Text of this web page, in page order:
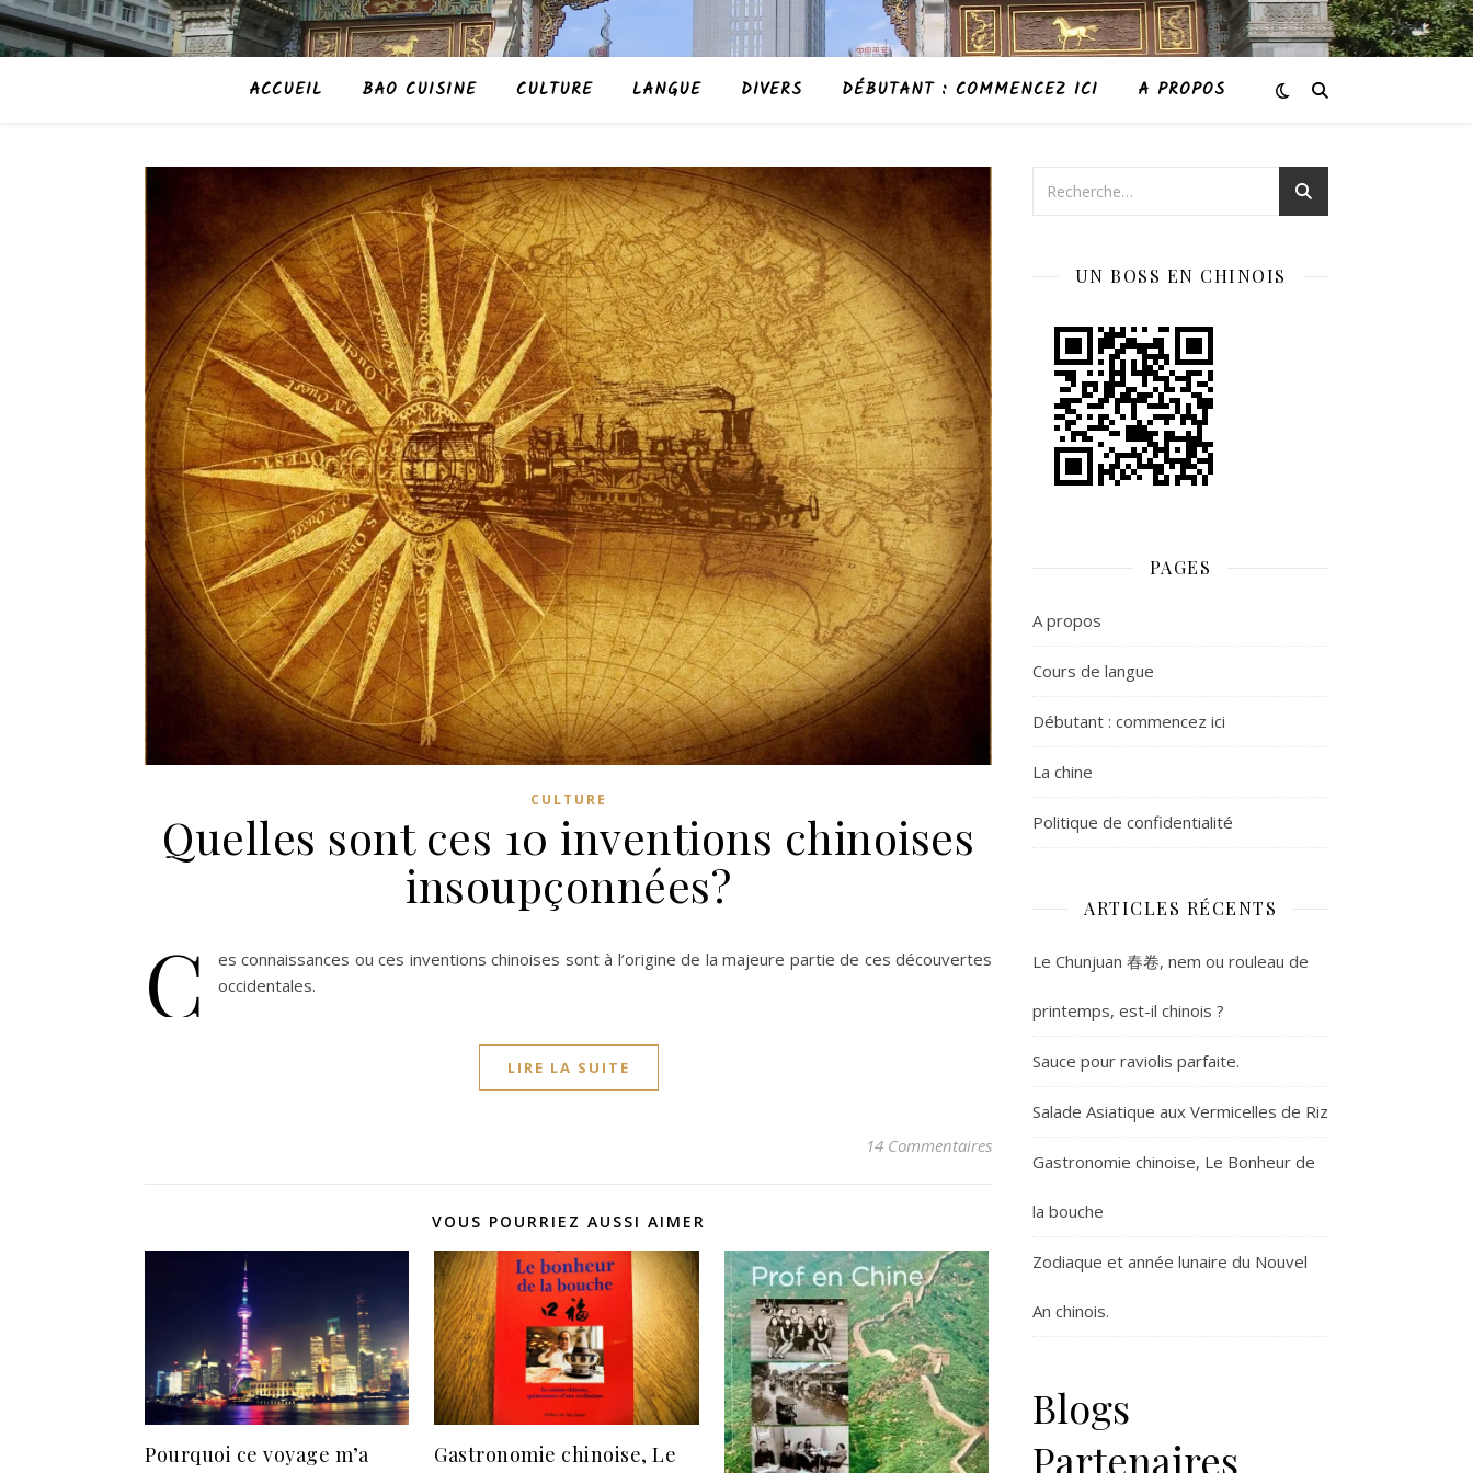
ACCUEIL BAO CUISINE CULTURE LANGUE DIVERS DÉBUTANT : COMMENCEZ ICI A PROPOS
CULTURE
Quelles sont ces 10 inventions chinoises
insoupçonnées?
C
es connaissances ou ces inventions chinoises sont à l’origine de la majeure partie de ces découvertes
occidentales.
LIRE LA SUITE
14 Commentaires
VOUS POURRIEZ AUSSI AIMER
Pourquoi ce voyage m’a Gastronomie chinoise, Le
UN BOSS EN CHINOIS
PAGES
A propos
Cours de langue
Débutant : commencez ici
La chine
Politique de confidentialité
ARTICLES RÉCENTS
Le Chunjuan 春卷, nem ou rouleau de
printemps, est-il chinois ?
Sauce pour raviolis parfaite.
Salade Asiatique aux Vermicelles de Riz
Gastronomie chinoise, Le Bonheur de
la bouche
Zodiaque et année lunaire du Nouvel
An chinois.
Blogs
Partenaires